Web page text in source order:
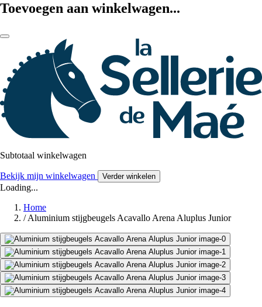
Toevoegen aan winkelwagen...
Subtotaal winkelwagen
Bekijk mijn winkelwagen Verder winkelen
Loading...
Home
/ Aluminium stijgbeugels Acavallo Arena Aluplus Junior